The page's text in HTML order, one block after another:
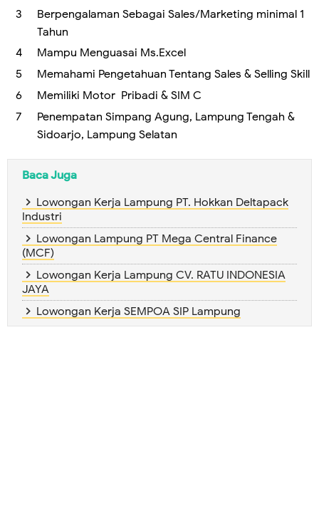
Berpengalaman Sebagai Sales/Marketing minimal 1
Tahun
Mampu Menguasai Ms.Excel
Memahami Pengetahuan Tentang Sales & Selling Skill
Memiliki Motor Pribadi & SIM C
Penempatan Simpang Agung, Lampung Tengah &
Sidoarjo, Lampung Selatan
Baca Juga
Lowongan Kerja Lampung PT. Hokkan Deltapack
Industri
Lowongan Lampung PT Mega Central Finance
(MCF)
Lowongan Kerja Lampung CV. RATU INDONESIA
JAYA
Lowongan Kerja SEMPOA SIP Lampung